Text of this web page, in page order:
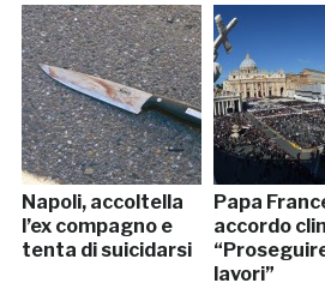
Napoli, accoltella
l’ex compagno e
tenta di suicidarsi
Papa
accordo
lavori”